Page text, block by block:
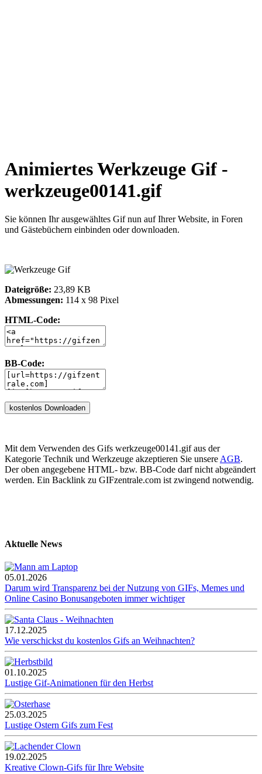
Animiertes Werkzeuge Gif -
werkzeuge00141.gif
Sie können Ihr ausgewähltes Gif nun auf Ihrer Website, in Foren
und Gästebüchern einbinden oder downloaden.
Dateigröße: 23,89 KB
Abmessungen: 114 x 98 Pixel
HTML-Code:
BB-Code:
Mit dem Verwenden des Gifs werkzeuge00141.gif aus der
Kategorie Technik und Werkzeuge akzeptieren Sie unsere AGB.
Der oben angegebene HTML- bzw. BB-Code darf nicht abgeändert
werden. Ein Backlink zu GIFzentrale.com ist zwingend notwendig.
Aktuelle News
05.01.2026
Darum wird Transparenz bei der Nutzung von GIFs, Memes und
Online Casino Bonusangeboten immer wichtiger
17.12.2025
Wie verschickst du kostenlos Gifs an Weihnachten?
01.10.2025
Lustige Gif-Animationen für den Herbst
25.03.2025
Lustige Ostern Gifs zum Fest
19.02.2025
Kreative Clown-Gifs für Ihre Website